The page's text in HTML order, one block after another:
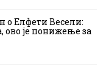
о Елфети Весели:
ово је понижење за